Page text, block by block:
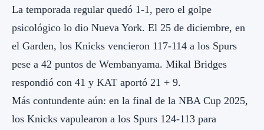
La temporada regular quedó 1-1, pero el golpe
psicológico lo dio Nueva York. El 25 de diciembre, en
el Garden, los Knicks vencieron 117-114 a los Spurs
pese a 42 puntos de Wembanyama. Mikal Bridges
respondió con 41 y KAT aportó 21 + 9.
Más contundente aún: en la final de la NBA Cup 2025,
los Knicks vapulearon a los Spurs 124-113 para